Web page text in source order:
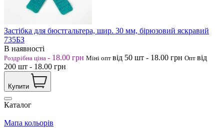
Застібка для бюстгальтера, шир. 30 мм, бірюзовий яскравий
735БЗ
В наявності
Роздрібна ціна - 18.00 грн Міні опт від 50 шт - 18.00 грн Опт від
200 шт - 18.00 грн
Купити
Каталог
Мапа кольорів